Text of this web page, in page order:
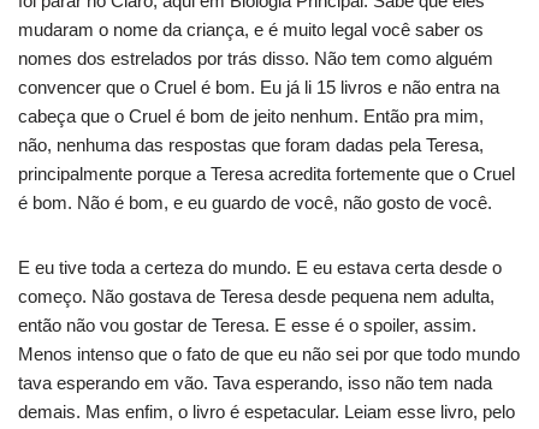
mudaram o nome da criança, e é muito legal você saber os
nomes dos estrelados por trás disso. Não tem como alguém
convencer que o Cruel é bom. Eu já li 15 livros e não entra na
cabeça que o Cruel é bom de jeito nenhum. Então pra mim,
não, nenhuma das respostas que foram dadas pela Teresa,
principalmente porque a Teresa acredita fortemente que o Cruel
é bom. Não é bom, e eu guardo de você, não gosto de você.
E eu tive toda a certeza do mundo. E eu estava certa desde o
começo. Não gostava de Teresa desde pequena nem adulta,
então não vou gostar de Teresa. E esse é o spoiler, assim.
Menos intenso que o fato de que eu não sei por que todo mundo
tava esperando em vão. Tava esperando, isso não tem nada
demais. Mas enfim, o livro é espetacular. Leiam esse livro, pelo